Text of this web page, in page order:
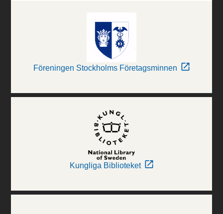
Föreningen Stockholms Företagsminnen
Kungliga Biblioteket